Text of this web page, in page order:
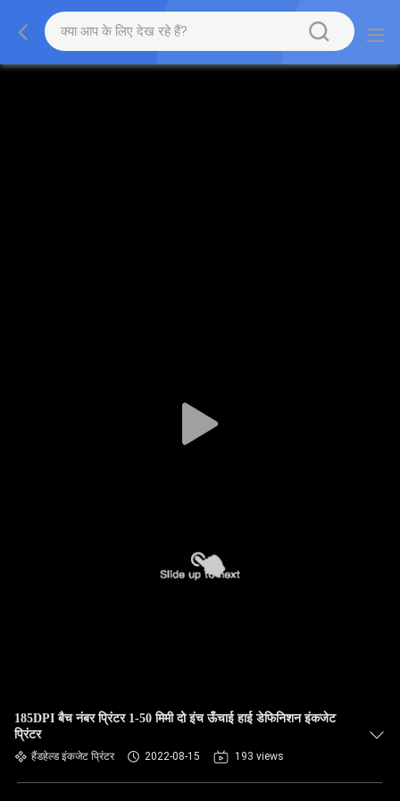
185DPI बैच नंबर प्रिंटर 1-50 मिमी दो इंच ऊँचाई हाई डेफिनिशन इंकजेट
प्रिंटर
हैंडहेल्ड इंकजेट प्रिंटर 2022-08-15 193 views